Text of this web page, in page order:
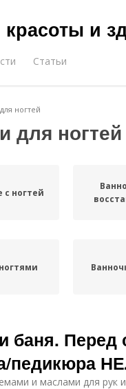
и
Статьи
ногтей
для ногтей
с ногтей
руках
баня. Перед
педикюра
и маслами для рук